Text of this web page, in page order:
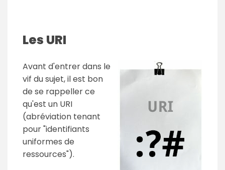
Les URI
Avant d'entrer dans le
vif du sujet, il est bon
de se rappeller ce
qu'est un URI
(abréviation tenant
pour "identifiants
uniformes de
ressources").